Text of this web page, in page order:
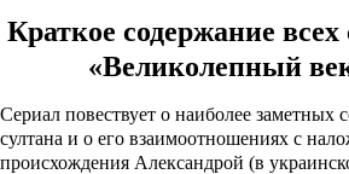
Краткое содержание всех
«Великолепный
Сериал повествует о наиболее заметных
султана и о его взаимоотношениях с
происхождения Александрой (в